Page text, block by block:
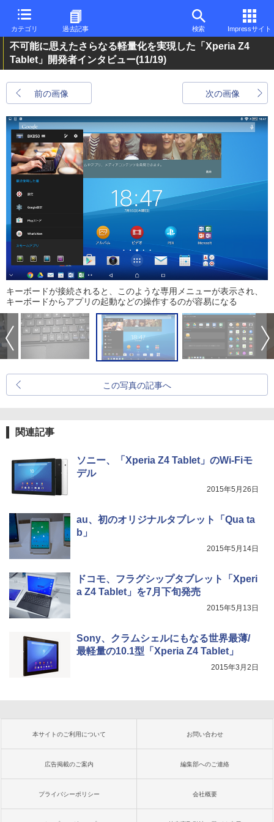
カテゴリ 過去記事 検索 Impressサイト
不可能に思えたさらなる軽量化を実現した「Xperia Z4
Tablet」開発者インタビュー(11/19)
前の画像 次の画像
キーボードが接続されると、このような専用メニューが表示され、
キーボードからアプリの起動などの操作するのが容易になる
この写真の記事へ
関連記事
ソニー、「Xperia Z4 Tablet」のWi-Fiモ
デル
2015年5月26日
au、初のオリジナルタブレット「Qua ta
b」
2015年5月14日
ドコモ、フラグシップタブレット「Xperi
a Z4 Tablet」を7月下旬発売
2015年5月13日
Sony、クラムシェルにもなる世界最薄/
最軽量の10.1型「Xperia Z4 Tablet」
2015年3月2日
本サイトのご利用について お問い合わせ
広告掲載のご案内 編集部へのご連絡
プライバシーポリシー 会社概要